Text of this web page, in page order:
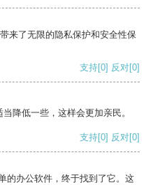
来了无限的隐私保护和安全性保
支持[0] 反对[0]
降低一些，这样会更加亲民。
支持[0] 反对[0]
的办公软件，终于找到了它。这